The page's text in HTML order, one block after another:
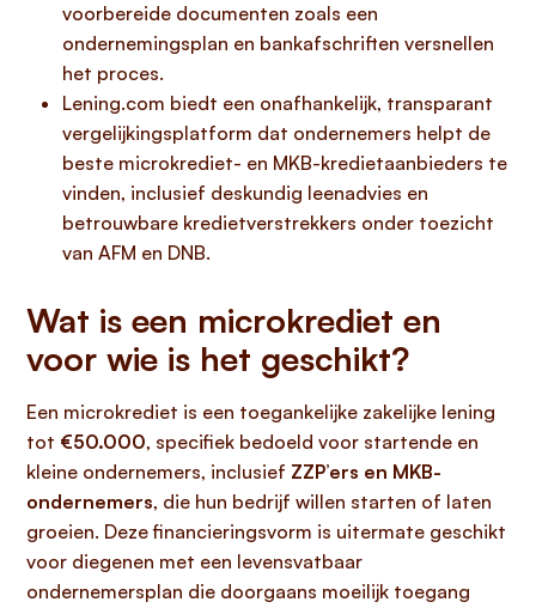
voorbereide documenten zoals een
ondernemingsplan en bankafschriften versnellen
het proces.
Lening.com biedt een onafhankelijk, transparant
vergelijkingsplatform dat ondernemers helpt de
beste microkrediet- en MKB-kredietaanbieders te
vinden, inclusief deskundig leenadvies en
betrouwbare kredietverstrekkers onder toezicht
van AFM en DNB.
Wat is een microkrediet en
voor wie is het geschikt?
Een microkrediet is een toegankelijke zakelijke lening
tot €50.000, specifiek bedoeld voor startende en
kleine ondernemers, inclusief ZZP’ers en MKB-
ondernemers, die hun bedrijf willen starten of laten
groeien. Deze financieringsvorm is uitermate geschikt
voor diegenen met een levensvatbaar
ondernemersplan die doorgaans moeilijk toegang